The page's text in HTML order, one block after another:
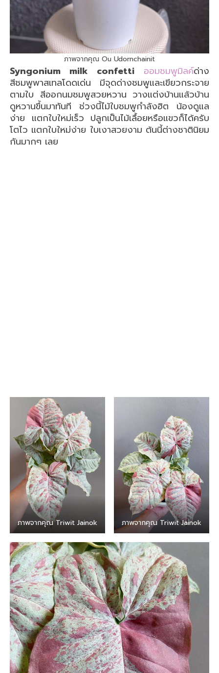
ภาพจากคุณ Ou Udornchainit
Syngonium milk confetti ออมชมพูมิลค์ด่าง
สีชมพูพาสเทลโดดเด่น มีจุดด่างชมพูและเขียวกระจาย
ตามใบ สีออกนมชมพูสวยหวาน วางแต่งบ้านแล้วบ้าน
ดูหวานขึ้นมาทันที ช่วงนี้ไม้ใบชมพูกำลังฮิต น้องดูแล
ง่าย แตกใบใหม่เร็ว ปลูกเป็นไม้เลื้อยหรือแขวก็ได้ครับ
โตไว แตกใบใหม่ง่าย ใบเงาสวยงาม ต้นนี้ต่างชาตินิยม
กันมากๆ เลย
ภาพจากคุณ Triwit Jainok ภาพจากคุณ Triwit Jainok